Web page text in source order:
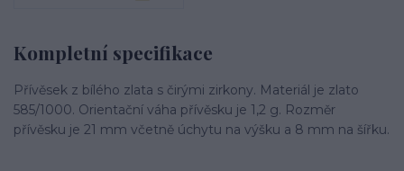
Kompletní specifikace
Přívěsek z bílého zlata s čirými zirkony. Materiál je zlato
585/1000. Orientační váha přívěsku je 1,2 g. Rozměr
přívěsku je 21 mm včetně úchytu na výšku a 8 mm na šířku.